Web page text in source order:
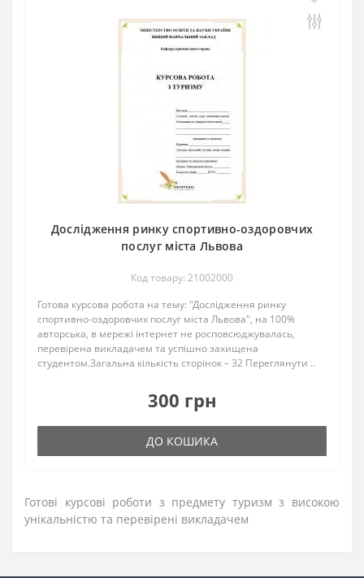
Дослідження ринку спортивно-оздоровчих
послуг міста Львова
Код товару: 21002000
Готова курсова робота на тему: "Дослідження ринку
спортивно-оздоровчих послуг міста Львова", на 100%
авторська, в мережі інтернет не росповсюджувалась,
перевірена викладачем та успішно захищена
студентом.Загальна кількість сторінок – 32 Переглянути ..
300 грн
ДО КОШИКА
Готові курсові роботи з предмету туризм з високою
унікальністю та перевірені викладачем